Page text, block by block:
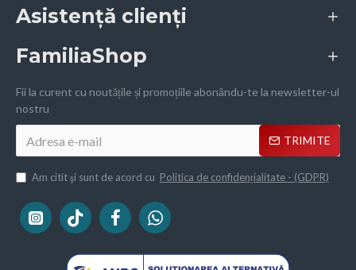
Asistență clienți
FamiliaShop
Fii la curent cu noutățile și promoțiile abonându-te la newsletter-ul
nostru
TRIMITE
Am citit şi sunt de acord cu Politica de confidențialitate - (GDPR)